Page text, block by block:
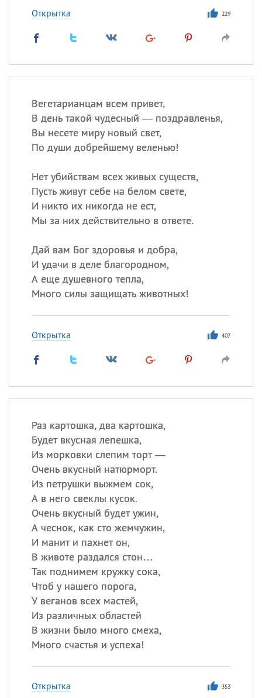
Открытка 229
Вегетарианцам всем привет,
В день такой чудесный — поздравленья,
Вы несете миру новый свет,
По души добрейшему веленью!
Нет убийствам всех живых существ,
Пусть живут себе на белом свете,
И никто их никогда не ест,
Мы за них действительно в ответе.
Дай вам Бог здоровья и добра,
И удачи в деле благородном,
А еще душевного тепла,
Много силы защищать животных!
Открытка 407
Раз картошка, два картошка,
Будет вкусная лепешка,
Из морковки слепим торт —
Очень вкусный натюрморт.
Из петрушки выжмем сок,
А в него свеклы кусок.
Очень вкусный будет ужин,
А чеснок, как сто жемчужин,
И манит и пахнет он,
В животе раздался стон…
Так поднимем кружку сока,
Чтоб у нашего порога,
У веганов всех мастей,
Из различных областей
В жизни было много смеха,
Много счастья и успеха!
Открытка 353